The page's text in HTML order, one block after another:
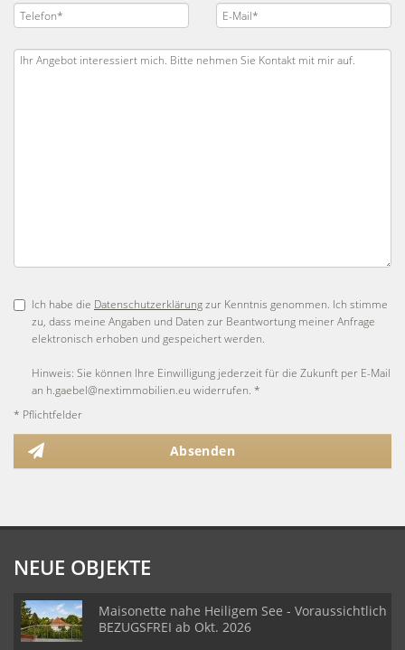
Ich habe die Datenschutzerklärungzur Kenntnis genommen. Ich stimme
zu, dass meine Angaben und Daten zur Beantwortung meiner Anfrage
elektronisch erhoben und gespeichert werden.
Hinweis: Sie können Ihre Einwilligung jederzeit für die Zukunft per E-Mail
an h.gaebel@nextimmobilien.eu widerrufen. *
* Pflichtfelder
Absenden
NEUE OBJEKTE
Maisonette nahe Heiligem See - Voraussichtlich
BEZUGSFREI ab Okt. 2026